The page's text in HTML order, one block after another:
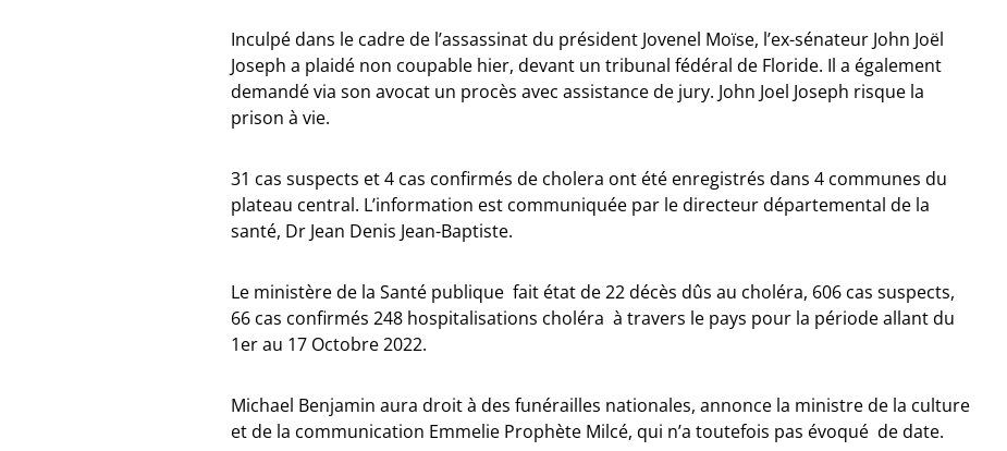
Inculpé dans le cadre de l’assassinat du président Jovenel Moïse, l’ex-sénateur John Joël
Joseph a plaidé non coupable hier, devant un tribunal fédéral de Floride. Il a également
demandé via son avocat un procès avec assistance de jury. John Joel Joseph risque la
prison à vie.
31 cas suspects et 4 cas confirmés de cholera ont été enregistrés dans 4 communes du
plateau central. L’information est communiquée par le directeur départemental de la
santé, Dr Jean Denis Jean-Baptiste.
Le ministère de la Santé publique fait état de 22 décès dûs au choléra, 606 cas suspects,
66 cas confirmés 248 hospitalisations choléra à travers le pays pour la période allant du
1er au 17 Octobre 2022.
Michael Benjamin aura droit à des funérailles nationales, annonce la ministre de la culture
et de la communication Emmelie Prophète Milcé, qui n’a toutefois pas évoqué de date.